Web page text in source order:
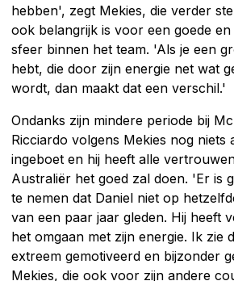
hebben', zegt Mekies, die verder
ook belangrijk is voor een goede
sfeer binnen het team. 'Als je een
hebt, die door zijn energie net wat
wordt, dan maakt dat een verschil.'
Ondanks zijn mindere periode bij
Ricciardo volgens Mekies nog niets
ingeboet en hij heeft alle
Australiër het goed zal doen. 'Er is
te nemen dat Daniel niet op
van een paar jaar gleden. Hij heeft
het omgaan met zijn energie. Ik zie
extreem gemotiveerd en bijzonder
Mekies, die ook voor zijn andere